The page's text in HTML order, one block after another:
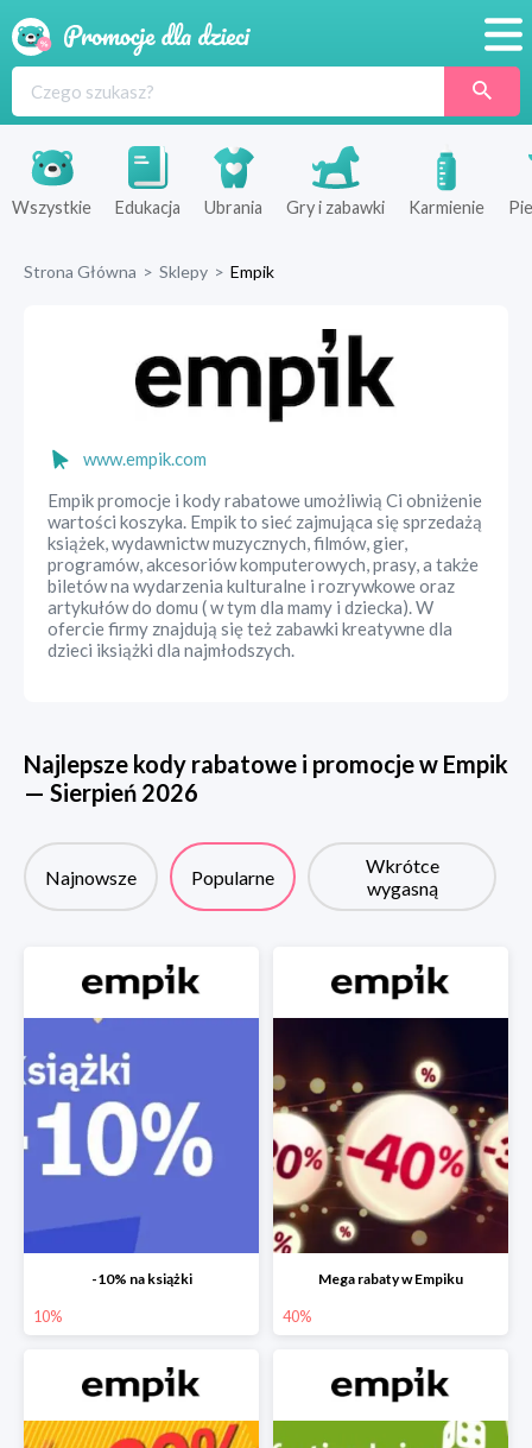
Produkty
Sklepy
Wszystkie Edukacja Ubrania Gry i zabawki Karmienie
Strona Główna > Sklepy > Empik
www.empik.com
Empik promocje i kody rabatowe umożliwią Ci obniżenie
wartości koszyka. Empik to sieć zajmująca się sprzedażą
książek, wydawnictw muzycznych, filmów, gier,
programów, akcesoriów komputerowych, prasy, a także
biletów na wydarzenia kulturalne i rozrywkowe oraz
artykułów do domu ( w tym dla mamy i dziecka). W
ofercie firmy znajdują się też zabawki kreatywne dla
dzieci iksiążki dla najmłodszych.
Najlepsze kody rabatowe i promocje w Empik
— Sierpień 2026
Najnowsze Popularne
Wkrótce
wygasną
-10% na książki
10%
Mega rabaty w Empiku
40%